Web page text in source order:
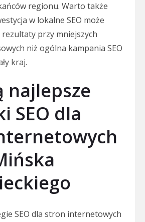
regionu. Warto także
w lokalne SEO może
przy mniejszych
niż ogólna kampania SEO
kraj.
najlepsze
SEO dla
SEO dla stron internetowych